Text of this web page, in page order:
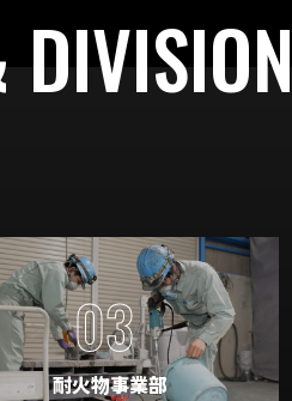
DIVISION
03
耐火物事業部